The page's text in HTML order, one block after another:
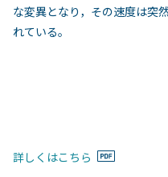
な変異となり，その速度は突
れている。
詳しくはこちら